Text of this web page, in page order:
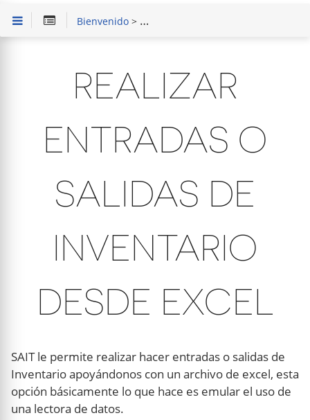
Bienvenido> Solución de Problemas
REALIZAR
ENTRADAS O
SALIDAS DE
INVENTARIO
DESDE EXCEL
SAIT le permite realizar hacer entradas o salidas de
Inventario apoyándonos con un archivo de excel, esta
opción básicamente lo que hace es emular el uso de
una lectora de datos.